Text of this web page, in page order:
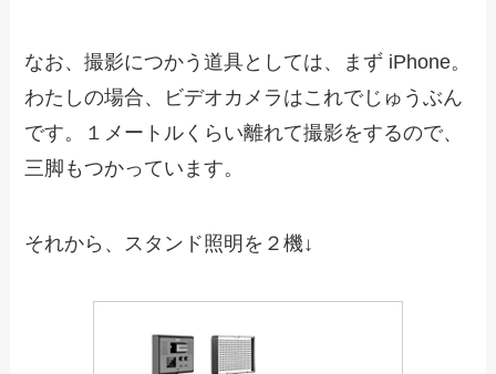
なお、撮影につかう道具としては、まず iPhone。
わたしの場合、ビデオカメラはこれでじゅうぶん
です。１メートルくらい離れて撮影をするので、
三脚もつかっています。
それから、スタンド照明を２機↓